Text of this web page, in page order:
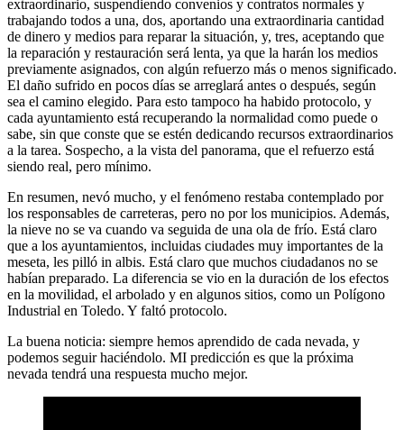
extraordinario, suspendiendo convenios y contratos normales y
trabajando todos a una, dos, aportando una extraordinaria cantidad
de dinero y medios para reparar la situación, y, tres, aceptando que
la reparación y restauración será lenta, ya que la harán los medios
previamente asignados, con algún refuerzo más o menos significado.
El daño sufrido en pocos días se arreglará antes o después, según
sea el camino elegido. Para esto tampoco ha habido protocolo, y
cada ayuntamiento está recuperando la normalidad como puede o
sabe, sin que conste que se estén dedicando recursos extraordinarios
a la tarea. Sospecho, a la vista del panorama, que el refuerzo está
siendo real, pero mínimo.
En resumen, nevó mucho, y el fenómeno restaba contemplado por
los responsables de carreteras, pero no por los municipios. Además,
la nieve no se va cuando va seguida de una ola de frío. Está claro
que a los ayuntamientos, incluidas ciudades muy importantes de la
meseta, les pilló in albis. Está claro que muchos ciudadanos no se
habían preparado. La diferencia se vio en la duración de los efectos
en la movilidad, el arbolado y en algunos sitios, como un Polígono
Industrial en Toledo. Y faltó protocolo.
La buena noticia: siempre hemos aprendido de cada nevada, y
podemos seguir haciéndolo. MI predicción es que la próxima
nevada tendrá una respuesta mucho mejor.